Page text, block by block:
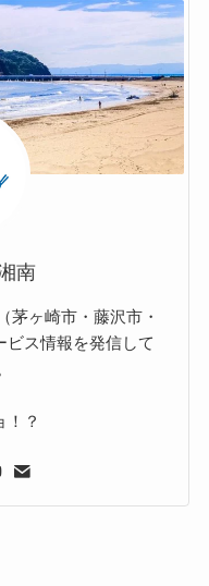
南
茅ヶ崎市・藤沢市・
ビス情報を発信して
！？